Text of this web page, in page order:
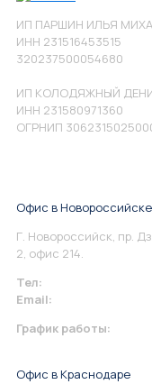
ИП ПАРШИН ИЛЬЯ
ИНН 231516453515
320237500054680
ИП КОЛОДЯЖНЫЙ
ИНН 231580971360
ОГРНИП
Офис в Новороссийске
Г. Новороссийск, пр.
2, офис 214.
Тел:
Email:
График работы:
Офис в Краснодаре